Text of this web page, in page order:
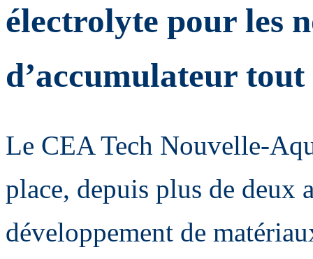
électrolyte pour les
d’accumulateur tout
Le CEA Tech Nouvelle-
place, depuis plus de deux
développement de